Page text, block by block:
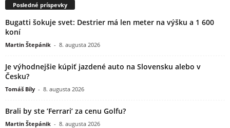
Posledné príspevky
Bugatti šokuje svet: Destrier má len meter na výšku a 1 600
koní
Martin Štepánik - 8. augusta 2026
Je výhodnejšie kúpiť jazdené auto na Slovensku alebo v
Česku?
Tomáš Bíly - 8. augusta 2026
Brali by ste ’Ferrari’ za cenu Golfu?
Martin Štepánik - 8. augusta 2026